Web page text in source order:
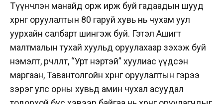
Түүнчлэн манайд орж ирж буй гадаадын шууд
хөрөнгө оруулалтын 80 гаруй хувь нь чухам уул
уурхайн салбарт шингэж буй. Гэтэл Ашигт
малтмалын тухай хуульд оруулахаар зэхэж буй
нэмэлт, өөрчлөлт, “Урт нэртэй” хуулиас үүдсэн
маргаан, Тавантолгойн хөрөнгө оруулалтын гэрээ
зэрэг улс орны хувьд амин чухал асуудал